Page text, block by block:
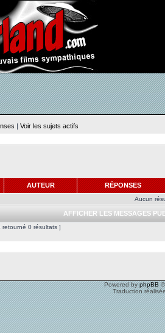
| Voir les sujets actifs
AUTEUR RÉPONSES
Aucun
AFFICHER LES MESSAGES
retourné 0 résultats ]
Powered byphpBB©
Traduction